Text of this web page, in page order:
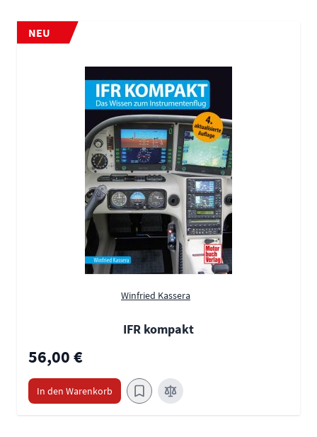
NEU
Winfried Kassera
IFR kompakt
56,00 €
In den Warenkorb